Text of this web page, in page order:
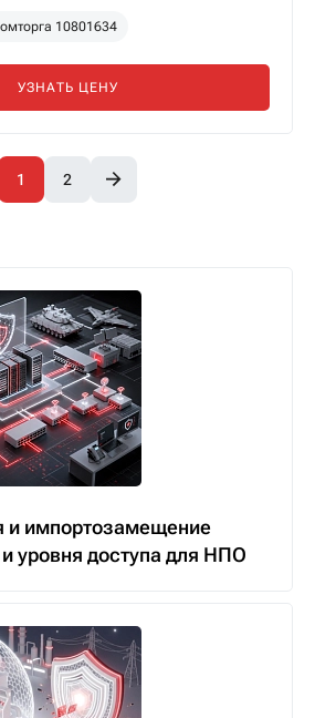
10801634
УЗНАТЬ ЦЕНУ
1 2
и импортозамещение
уровня доступа для НПО